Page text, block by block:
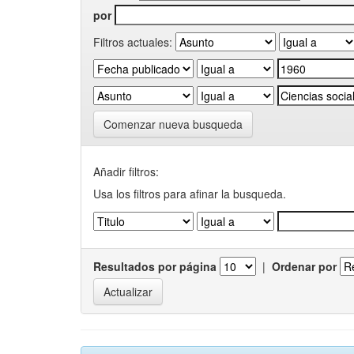
por
Filtros actuales:
Comenzar nueva busqueda
Añadir filtros:
Usa los filtros para afinar la busqueda.
Resultados por página | Ordenar por